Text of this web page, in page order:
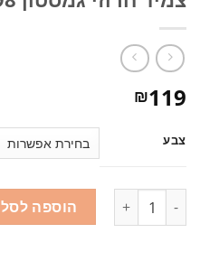
₪119
צבע
הוספה לסל